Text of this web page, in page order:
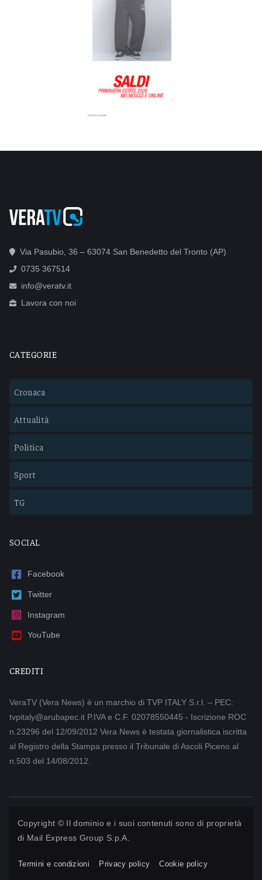
Via Pasubio, 36 – 63074 San Benedetto del Tronto (AP)
0735 367514
info@veratv.it
Lavora con noi
CATEGORIE
Cronaca
Attualità
Politica
Sport
TG
SOCIAL
Facebook
Twitter
Instagram
YouTube
CREDITI
VeraTV (Vera News) è un marchio di TVP ITALY S.r.l. – PEC:
tvpitaly@arubapec.it P.IVA e C.F. 02078550445 - Iscrizione ROC
n.23296 del 12/09/2012 Vera News è testata giornalistica iscritta
al Registro della Stampa presso il Tribunale di Ascoli Piceno al
n.503 del 14/08/2012.
Copyright © Il dominio e i suoi contenuti sono di proprietà
di Mail Express Group S.p.A.
Termini e condizioni Privacy policy Cookie policy